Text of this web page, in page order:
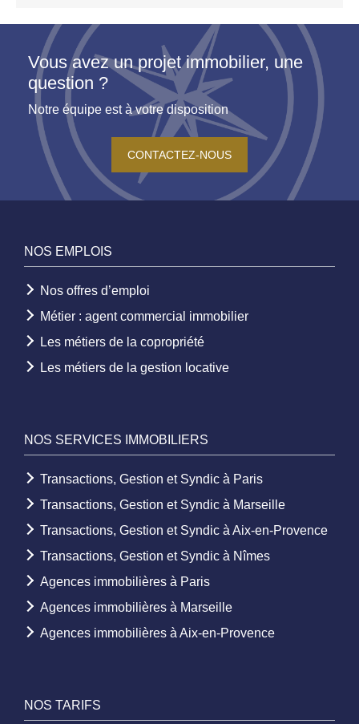
Vous avez un projet immobilier, une
question ?
Notre équipe est à votre disposition
CONTACTEZ-NOUS
NOS EMPLOIS
Nos offres d’emploi
Métier : agent commercial immobilier
Les métiers de la copropriété
Les métiers de la gestion locative
NOS SERVICES IMMOBILIERS
Transactions, Gestion et Syndic à Paris
Transactions, Gestion et Syndic à Marseille
Transactions, Gestion et Syndic à Aix-en-Provence
Transactions, Gestion et Syndic à Nîmes
Agences immobilières à Paris
Agences immobilières à Marseille
Agences immobilières à Aix-en-Provence
NOS TARIFS